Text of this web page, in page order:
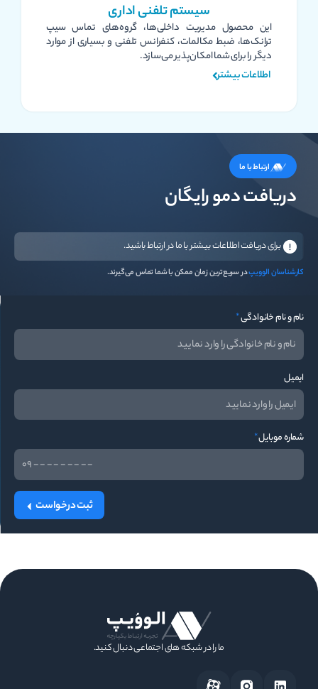
سیستم تلفنی اداری
این محصول مدیریت داخلی‌ها، گروه‌های تماس سیپ
ترانک‌ها، ضبط مکالمات، کنفرانس تلفنی و بسیاری از موارد
دیگر را برای شما امکان‌پذیر می‌سازد.
اطلاعات بیشتر
ارتباط با ما
دریافت دمو رایگان
برای دریافت اطلاعات بیشتر با ما در ارتباط باشید.
کارشناسان الوویپدر سریع‌ترین زمان ممکن با شما تماس می‌گیرند.
نام و نام خانوادگی*
ایمیل
شماره موبایل*
ثبت درخواست
ما را در شبکه های اجتماعی دنبال کنید.